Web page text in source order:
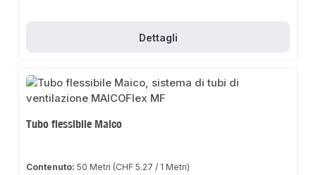
Dettagli
Tubo flessibile Maico
Contenuto:50 Metri (CHF 5.27 / 1 Metri)